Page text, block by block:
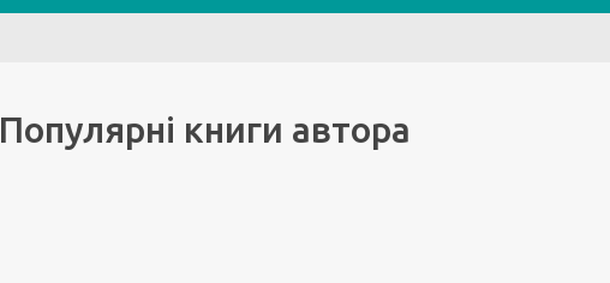
Популярні книги автора